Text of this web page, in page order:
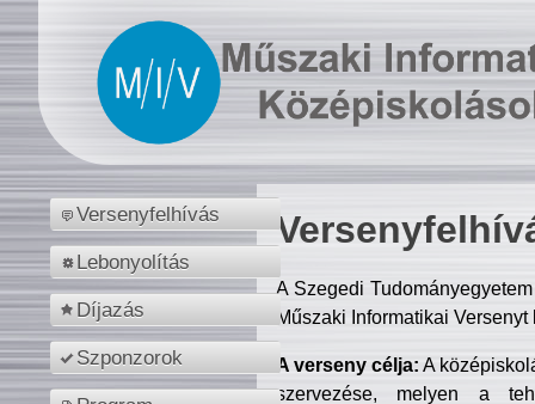
Versenyfelhívás
Lebonyolítás
Díjazás
Szponzorok
A Szegedi
Műszaki Informatikai
A verseny célja: A
szervezése, melyen a